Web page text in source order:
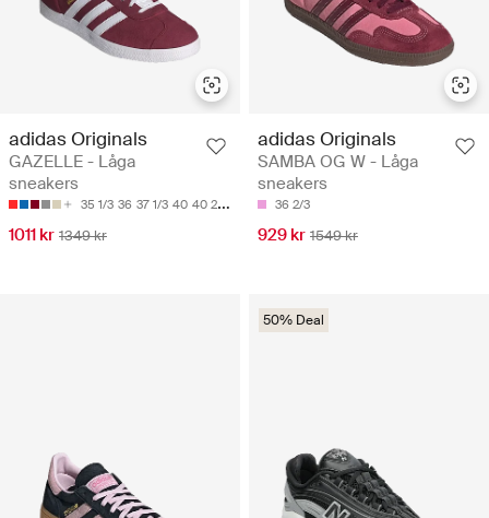
adidas Originals
GAZELLE - Låga
sneakers
35 1/3 36 37 1/3 40 40 2/3
1011 kr 1349 kr
adidas Originals
SAMBA OG W - Låga
sneakers
36 2/3
929 kr 1549 kr
50% Deal